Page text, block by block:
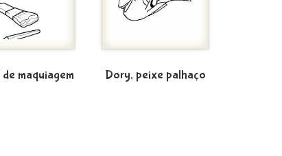
maquiagem Dory, peixe palhaço